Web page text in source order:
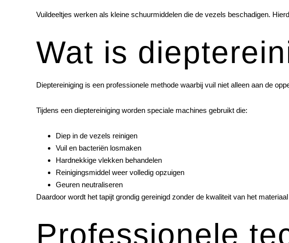
Vuildeeltjes werken als kleine schuurmiddelen die de vezels beschadigen.
Wat is
Dieptereiniging is een professionele methode waarbij vuil niet alleen aan de
Tijdens een dieptereiniging worden speciale machines gebruikt die:
Diep in de vezels reinigen
Vuil en bacteriën losmaken
Hardnekkige vlekken behandelen
Reinigingsmiddel weer volledig opzuigen
Geuren neutraliseren
Daardoor wordt het tapijt grondig gereinigd zonder de kwaliteit van het
Professionele